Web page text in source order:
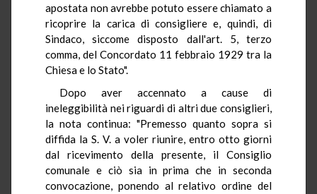
apostata non avrebbe potuto essere chiamato a
ricoprire la carica di consigliere e, quindi, di
Sindaco, siccome disposto dall'art. 5, terzo
comma, del Concordato 11 febbraio 1929 tra la
Chiesa e lo Stato".
Dopo aver accennato a cause di
ineleggibilità nei riguardi di altri due consiglieri,
la nota continua: "Premesso quanto sopra si
diffida la S. V. a voler riunire, entro otto giorni
dal ricevimento della presente, il Consiglio
comunale e ciò sia in prima che in seconda
convocazione, ponendo al relativo ordine del